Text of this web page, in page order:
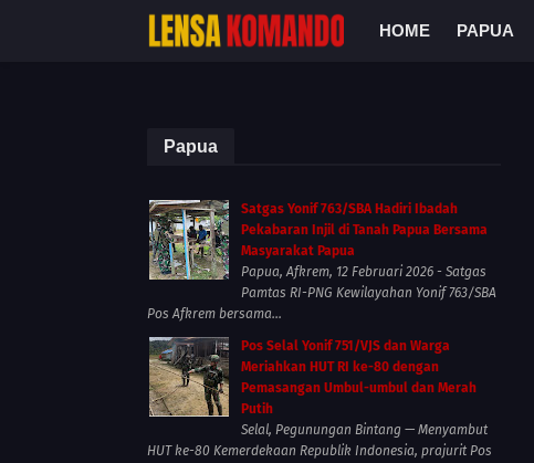
HOME PAPUA
Papua
Satgas Yonif 763/SBA Hadiri Ibadah
Pekabaran Injil di Tanah Papua Bersama
Masyarakat Papua
Papua, Afkrem, 12 Februari 2026 - Satgas
Pamtas RI-PNG Kewilayahan Yonif 763/SBA
Pos Afkrem bersama...
Pos Selal Yonif 751/VJS dan Warga
Meriahkan HUT RI ke-80 dengan
Pemasangan Umbul-umbul dan Merah
Putih
Selal, Pegunungan Bintang — Menyambut
HUT ke-80 Kemerdekaan Republik Indonesia, prajurit Pos